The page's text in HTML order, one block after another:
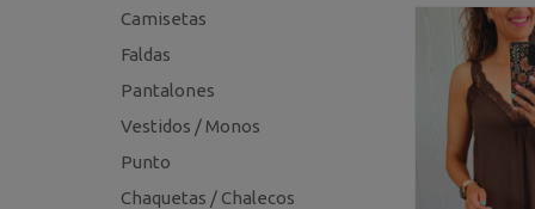
Camisetas
Faldas
Pantalones
Vestidos / Monos
Punto
Chaquetas / Chalecos